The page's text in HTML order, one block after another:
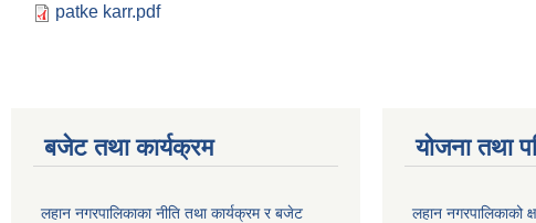
patke karr.pdf
बजेट तथा कार्यक्रम
लहान नगरपालिकाका नीति तथा कार्यक्रम र बजेट
योजना तथा
लहान नगरपालिकाको